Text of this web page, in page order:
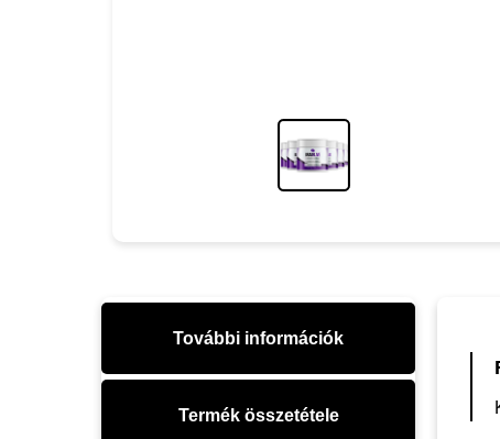
További információk
Termék összetétele